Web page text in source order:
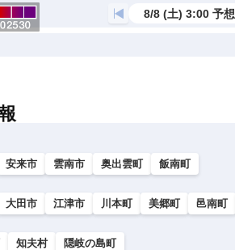
8/8 (土) 3:00 予想
安来市 雲南市 奥出雲町 飯南町
大田市 江津市 川本町 美郷町 邑南町
知夫村 隠岐の島町